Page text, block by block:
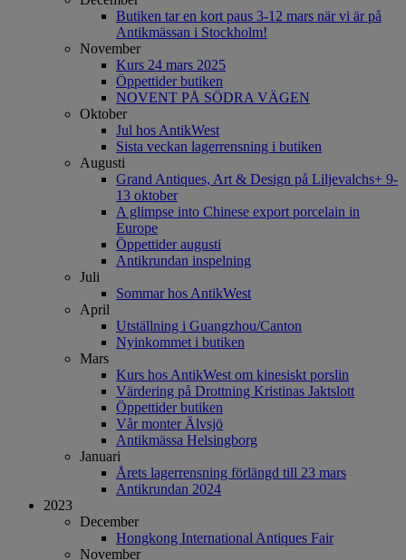
Butiken tar en kort paus 3-12 mars när vi är på
Antikmässan i Stockholm!
November
Kurs 24 mars 2025
Öppettider butiken
NOVENT PÅ SÖDRA VÄGEN
Oktober
Jul hos AntikWest
Sista veckan lagerrensning i butiken
Augusti
Grand Antiques, Art & Design på Liljevalchs+ 9-
13 oktober
A glimpse into Chinese export porcelain in
Europe
Öppettider augusti
Antikrundan inspelning
Juli
Sommar hos AntikWest
April
Utställning i Guangzhou/Canton
Nyinkommet i butiken
Mars
Kurs hos AntikWest om kinesiskt porslin
Värdering på Drottning Kristinas Jaktslott
Öppettider butiken
Vår monter Älvsjö
Antikmässa Helsingborg
Januari
Årets lagerrensning förlängd till 23 mars
Antikrundan 2024
2023
December
Hongkong International Antiques Fair
November